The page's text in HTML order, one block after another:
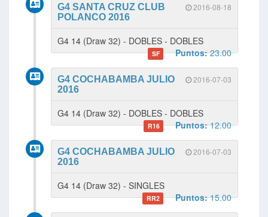
2016-08-18
G4 SANTA CRUZ CLUB
POLANCO 2016
G4 14 (Draw 32) - DOBLES - DOBLES
SF Puntos:23.00
2016-07-03
G4 COCHABAMBA JULIO
2016
G4 14 (Draw 32) - DOBLES - DOBLES
R16 Puntos:12.00
2016-07-03
G4 COCHABAMBA JULIO
2016
G4 14 (Draw 32) - SINGLES
RR2 Puntos:15.00